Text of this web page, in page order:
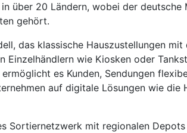
über 20 Ländern, wobei der
gehört.
das klassische Hauszustellungen
wie Kiosken oder
es Kunden, Sendungen
auf digitale Lösungen wie die
mit regionalen